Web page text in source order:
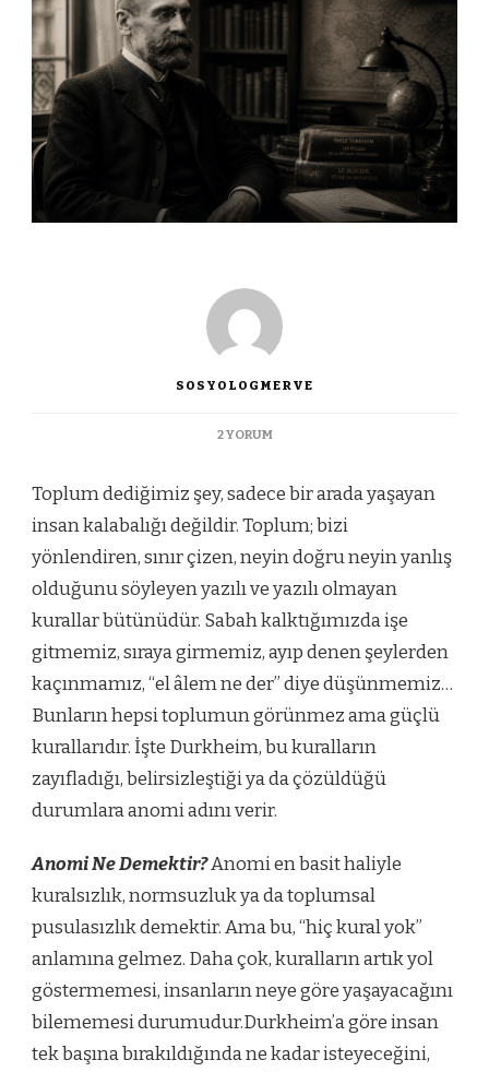
SOSYOLOGMERVE
DURKHEIM’A
TOPLUMUN
FRENININ
BOŞALMASI
IÇIN
2 YORUM
Toplum dediğimiz şey, sadece bir arada yaşayan
insan kalabalığı değildir. Toplum; bizi
yönlendiren, sınır çizen, neyin doğru neyin yanlış
olduğunu söyleyen yazılı ve yazılı olmayan
kurallar bütünüdür. Sabah kalktığımızda işe
gitmemiz, sıraya girmemiz, ayıp denen şeylerden
kaçınmamız, “el âlem ne der” diye düşünmemiz…
Bunların hepsi toplumun görünmez ama güçlü
kurallarıdır. İşte Durkheim, bu kuralların
zayıfladığı, belirsizleştiği ya da çözüldüğü
durumlara anomi adını verir.
Anomi Ne Demektir?Anomi en basit haliyle
kuralsızlık, normsuzluk ya da toplumsal
pusulasızlık demektir. Ama bu, “hiç kural yok”
anlamına gelmez. Daha çok, kuralların artık yol
göstermemesi, insanların neye göre yaşayacağını
bilememesi durumudur.Durkheim’a göre insan
tek başına bırakıldığında ne kadar isteyeceğini,